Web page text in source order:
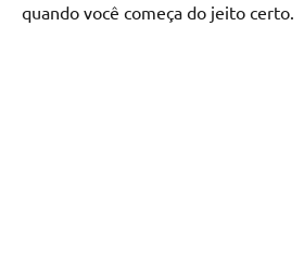
quando você começa do jeito certo.